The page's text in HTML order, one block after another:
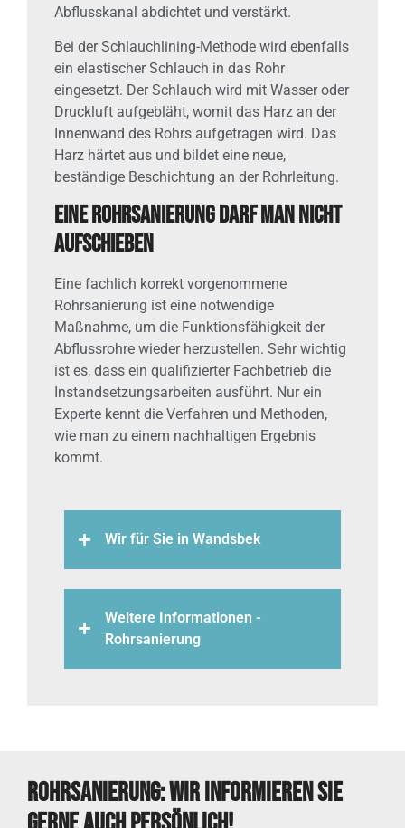
Abflusskanal abdichtet und verstärkt.
Bei der Schlauchlining-Methode wird ebenfalls
ein elastischer Schlauch in das Rohr
eingesetzt. Der Schlauch wird mit Wasser oder
Druckluft aufgebläht, womit das Harz an der
Innenwand des Rohrs aufgetragen wird. Das
Harz härtet aus und bildet eine neue,
beständige Beschichtung an der Rohrleitung.
Eine Rohrsanierung darf man nicht
aufschieben
Eine fachlich korrekt vorgenommene
Rohrsanierung ist eine notwendige
Maßnahme, um die Funktionsfähigkeit der
Abflussrohre wieder herzustellen. Sehr wichtig
ist es, dass ein qualifizierter Fachbetrieb die
Instandsetzungsarbeiten ausführt. Nur ein
Experte kennt die Verfahren und Methoden,
wie man zu einem nachhaltigen Ergebnis
kommt.
Wir für Sie in Wandsbek
Weitere Informationen -
Rohrsanierung
Rohrsanierung: Wir informieren Sie